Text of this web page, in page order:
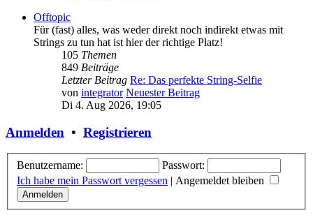
Offtopic
Für (fast) alles, was weder direkt noch indirekt etwas mit
Strings zu tun hat ist hier der richtige Platz!
105 Themen
849 Beiträge
Letzter Beitrag Re: Das perfekte String-Selfie
von integrator Neuester Beitrag
Di 4. Aug 2026, 19:05
Anmelden • Registrieren
Benutzername:
Passwort:
Ich habe mein Passwort vergessen | Angemeldet bleiben